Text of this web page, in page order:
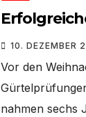
10. DEZEMBER
Vor den
nahmen sechs